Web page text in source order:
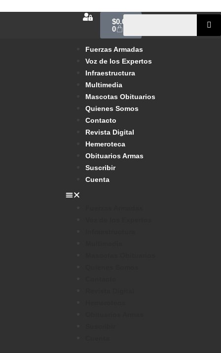
$0.00
0
Fuerzas Armadas
Voz de los Expertos
Infraestructura
Multimedia
Mascotas Obituarios
Quienes Somos
Contacto
Revista Digital
Hemeroteca
Obituarios Armas
Suscribir
Cuenta